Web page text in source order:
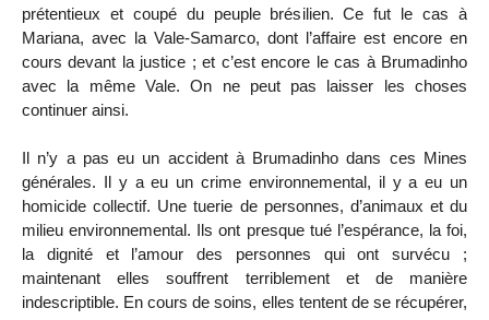
prétentieux et coupé du peuple brésilien. Ce fut le cas à
Mariana, avec la Vale-Samarco, dont l’affaire est encore en
cours devant la justice ; et c’est encore le cas à Brumadinho
avec la même Vale. On ne peut pas laisser les choses
continuer ainsi.
Il n’y a pas eu un accident à Brumadinho dans ces Mines
générales. Il y a eu un crime environnemental, il y a eu un
homicide collectif. Une tuerie de personnes, d’animaux et du
milieu environnemental. Ils ont presque tué l’espérance, la foi,
la dignité et l’amour des personnes qui ont survécu ;
maintenant elles souffrent terriblement et de manière
indescriptible. En cours de soins, elles tentent de se récupérer,